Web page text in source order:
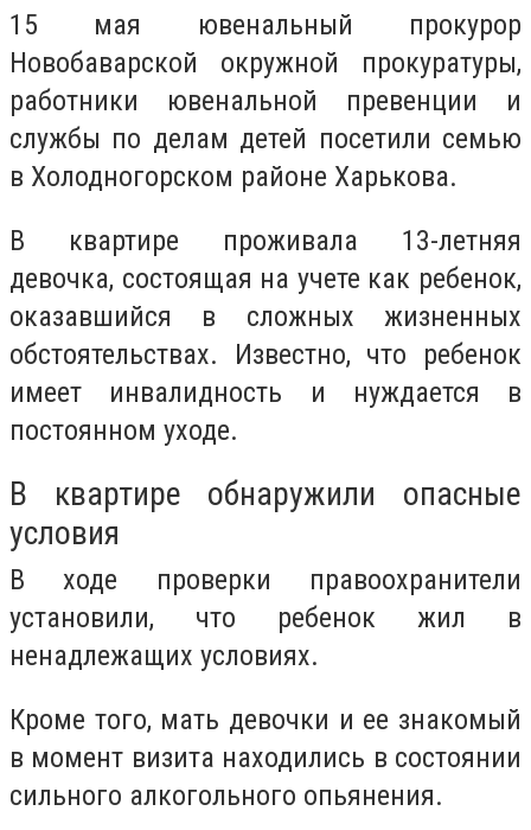
15 мая ювенальный прокурор
Новобаварской окружной прокуратуры,
работники ювенальной превенции и
службы по делам детей посетили семью
в Холодногорском районе Харькова.
В квартире проживала 13-летняя
девочка, состоящая на учете как ребенок,
оказавшийся в сложных жизненных
обстоятельствах. Известно, что ребенок
имеет инвалидность и нуждается в
постоянном уходе.
В квартире обнаружили опасные
условия
В ходе проверки правоохранители
установили, что ребенок жил в
ненадлежащих условиях.
Кроме того, мать девочки и ее знакомый
в момент визита находились в состоянии
сильного алкогольного опьянения.